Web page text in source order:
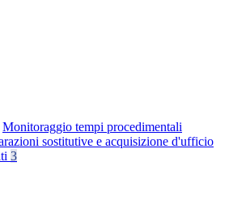
Monitoraggio tempi procedimentali
sostitutive e acquisizione d'ufficio
3